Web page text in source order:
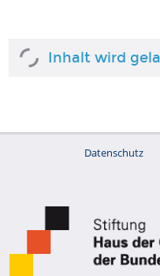
Inhalt wird
Datenschutz